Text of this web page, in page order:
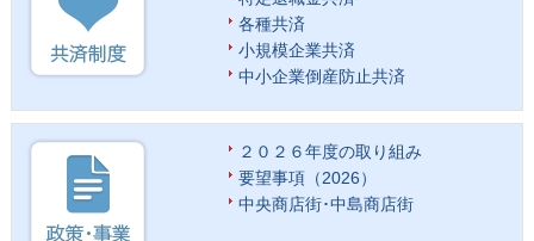
各種共済
小規模企業共済
中小企業倒産防止共済
２０２６年度の取り組み
要望事項（2026）
中央商店街･中島商店街